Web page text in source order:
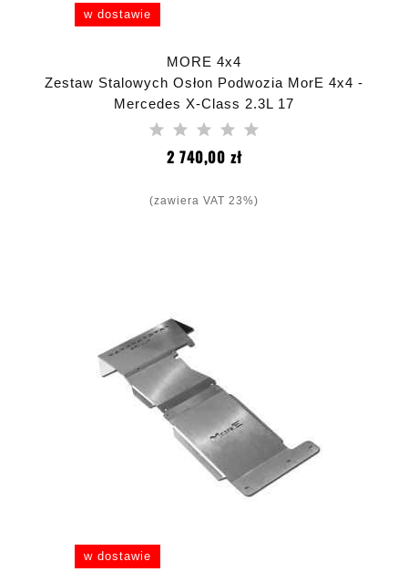
w dostawie
MORE 4x4
Zestaw Stalowych Osłon Podwozia MorE 4x4 -
Mercedes X-Class 2.3L 17
2 740,00 złCena
(zawiera VAT 23%)
w dostawie